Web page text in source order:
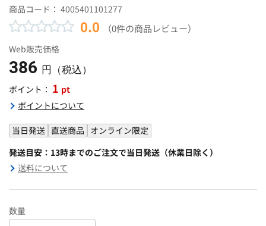
商品コード： 4005401101277
0.0 （0件の商品レビュー）
Web販売価格
386 円（税込）
ポイント： 1 pt
ポイントについて
当日発送 直送商品 オンライン限定
発送目安：13時までのご注文で当日発送（休業日除く）
送料について
数量